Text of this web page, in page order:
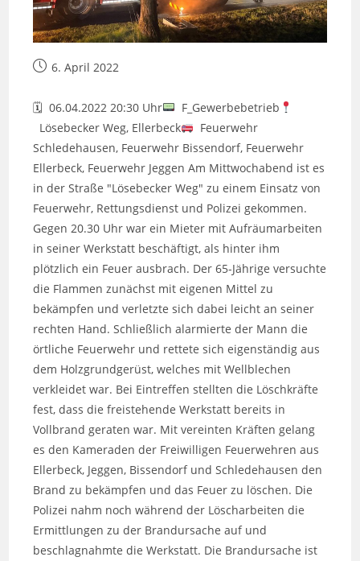
Beitrag6. April 2022
🗓 06.04.2022 20:30 Uhr
F_Gewerbebetrieb
Lösebecker Weg, Ellerbeck
Feuerwehr
Schledehausen, Feuerwehr Bissendorf, Feuerwehr
Ellerbeck, Feuerwehr Jeggen Am Mittwochabend ist es
in der Straße "Lösebecker Weg" zu einem Einsatz von
Feuerwehr, Rettungsdienst und Polizei gekommen.
Gegen 20.30 Uhr war ein Mieter mit Aufräumarbeiten
in seiner Werkstatt beschäftigt, als hinter ihm
plötzlich ein Feuer ausbrach. Der 65-Jährige versuchte
die Flammen zunächst mit eigenen Mittel zu
bekämpfen und verletzte sich dabei leicht an seiner
rechten Hand. Schließlich alarmierte der Mann die
örtliche Feuerwehr und rettete sich eigenständig aus
dem Holzgrundgerüst, welches mit Wellblechen
verkleidet war. Bei Eintreffen stellten die Löschkräfte
fest, dass die freistehende Werkstatt bereits in
Vollbrand geraten war. Mit vereinten Kräften gelang
es den Kameraden der Freiwilligen Feuerwehren aus
Ellerbeck, Jeggen, Bissendorf und Schledehausen den
Brand zu bekämpfen und das Feuer zu löschen. Die
Polizei nahm noch während der Löscharbeiten die
Ermittlungen zu der Brandursache auf und
beschlagnahmte die Werkstatt. Die Brandursache ist